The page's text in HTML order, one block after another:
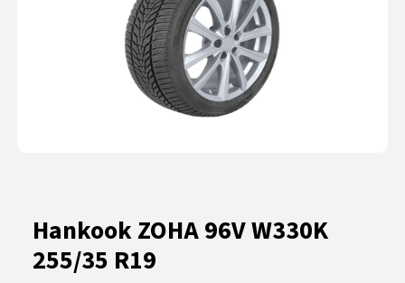
Hankook ZOHA 96V W330K
255/35 R19